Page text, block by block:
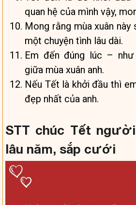
quan hệ của mình vậy,
Mong rằng mùa xuân
một chuyện tình lâu dài.
Em đến đúng lúc –
giữa mùa xuân anh.
Nếu Tết là khởi đầu thì
đẹp nhất của anh.
STT chúc Tết
lâu năm, sắp cưới